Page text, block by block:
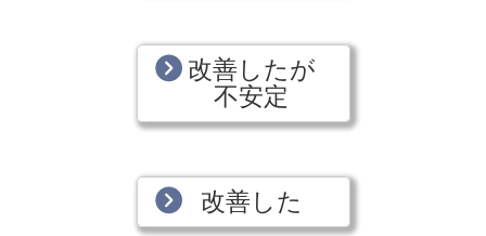
改善したが
不安定
改善した